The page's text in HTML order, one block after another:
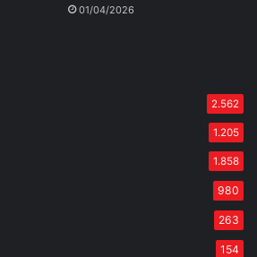
01/04/2026
2.562
1.205
1.858
980
263
154